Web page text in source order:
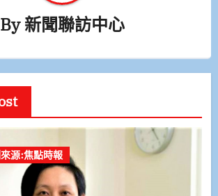
By新聞聯訪中心
源:焦點時報